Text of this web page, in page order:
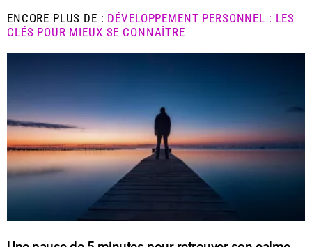
ENCORE PLUS DE : DÉVELOPPEMENT PERSONNEL : LES
CLÉS POUR MIEUX SE CONNAÎTRE